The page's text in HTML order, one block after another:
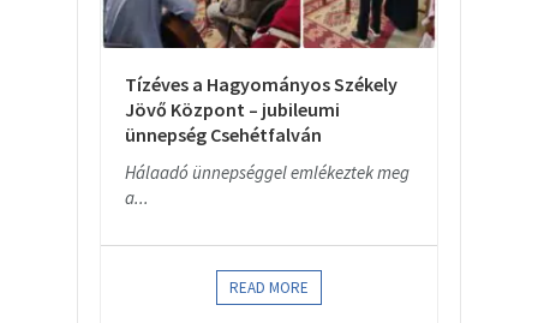
Tízéves a Hagyományos Székely
Jövő Központ – jubileumi
ünnepség Csehétfalván
Hálaadó ünnepséggel emlékeztek meg
a...
READ MORE